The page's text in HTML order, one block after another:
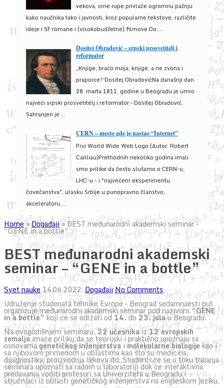
vekova, crne rupe privlače ogromnu pažnju
kako naučnika tako i javnosti, kroz popularne tekstove, različite
ideje i SF romane i (visokobudžetne) filmove.Do ...
Dositej Obradović – srpski prosvetitelj i
reformator
„Knjige, braćo moja, knjige, a ne zvona i
praporce!“Dositej ObradovićNa današnji dan
28. marta 1811. godine u Beogradu je umro
najveći srpski prosvetitelj i reformator – Dositej Obradović.
Sahranjen je ...
CERN – mesto gde je nastao “Internet”
Prvi World Wide Web Logo (Autor: Robert
Cailliau)Prethodnih nekoliko godina imali
smo prilike da često slušamo o CERN-u,
LHC-u - i "najvećem eksperimentu
čovečanstva", ulasku Srbije u punopravno članstvo,
akceleratoru, ...
Home»Događaji»BEST međunarodni akademski seminar –
“GENE in a bottle”
BEST međunarodni akademski
seminar – “GENE in a bottle”
Svet nauke 14.06.2022. Događaji No Comments
Udruženje studenata tehnike Evrope – Beograd sedamnaesti put
organizuje međunarodni akademski seminar pod nazivom “GENE
in a bottle”koji će se održati od 14.do 23. julau Beogradu.
Na ovogodišnjem seminaru,22 učesnikaiz12 evropskih
zemaljaimaće priliku da se teorijski i praktično upoznaju sa
osnovamagenetičkog inženjerstva imolekularne biologije kao i
sa njihovom primenom u oblastima kao što su medicina,
dijagnostika, proizvodnja lekova itd. Studenti će se u toku trajanja
seminara upoznati sa radom u laboratoriji dok će interaktivna
predavanja voditi profesori sa Univerziteta u Beogradu i
stručnjaci iz oblasti genetičkog inženjerstva na engleskom jeziku.